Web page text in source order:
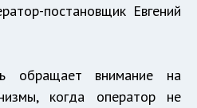
постановщик Евгений
обращает внимание на
когда оператор не